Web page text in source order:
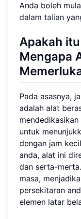
Anda boleh
dalam talian
Apakah
Mengapa
Pada asasnya,
adalah alat
untuk
dengan jam
anda, alat ini
dan serta-
masa,
persekitaran
elemen latar